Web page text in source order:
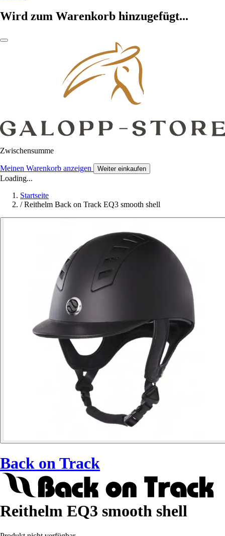
Wird zum Warenkorb hinzugefügt...
Zwischensumme
Meinen Warenkorb anzeigen Weiter einkaufen
Loading...
Startseite
/ Reithelm Back on Track EQ3 smooth shell
Back on Track
Reithelm EQ3 smooth shell